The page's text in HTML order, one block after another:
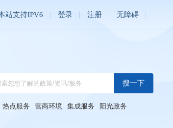
站支持IPV6 登录 注册 无障碍
热点服务 营商环境 集成服务 阳光政务